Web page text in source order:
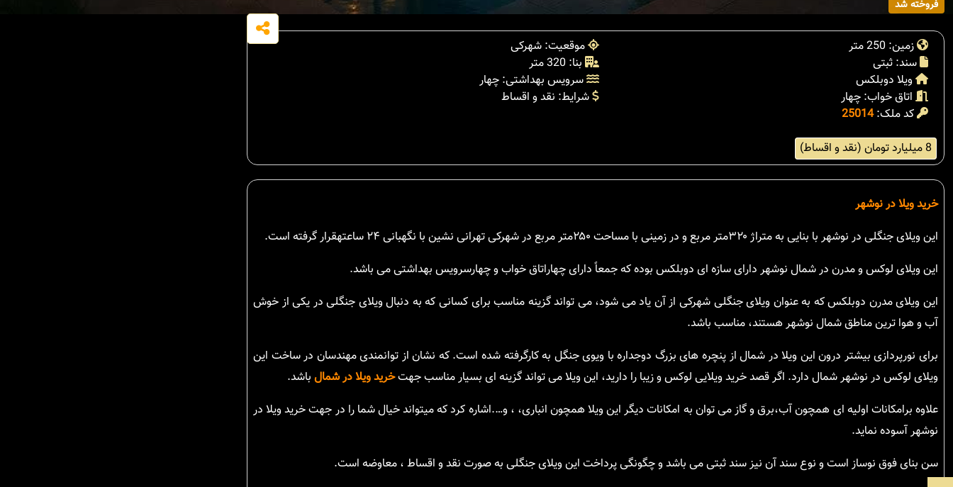
فروخته شد
زمین: 250 متر
موقعیت: شهرکی
سند: ثبتی
بنا: 320 متر
ویلا دوبلکس
سرویس بهداشتی: چهار
اتاق خواب: چهار
شرایط: نقد و اقساط
کد ملک:25014
8 میلیارد تومان (نقد و اقساط)
خرید ویلا در نوشهر
این ویلای جنگلی در نوشهر با بنایی به متراژ ۳۲۰متر مربع و در زمینی با مساحت ۲۵۰متر مربع در شهرکی تهرانی نشین با نگهبانی ۲۴ ساعتهقرار گرفته است.
این ویلای لوکس و مدرن در شمال نوشهر دارای سازه ای دوبلکس بوده که جمعاً دارای چهاراتاق خواب و چهارسرویس بهداشتی می باشد.
این ویلای مدرن دوبلکس که به عنوان ویلای جنگلی شهرکی از آن یاد می شود، می تواند گزینه مناسب برای کسانی که به دنبال ویلای جنگلی در یکی از خوش
آب و هوا ترین مناطق شمال نوشهر هستند، مناسب باشد.
برای نورپردازی بیشتر درون این ویلا در شمال از پنچره های بزرگ دوجداره با ویوی جنگل به کارگرفته شده است. که نشان از توانمندی مهندسان در ساخت این
ویلای لوکس در نوشهر شمال دارد. اگر قصد خرید ویلایی لوکس و زیبا را دارید، این ویلا می تواند گزینه ای بسیار مناسب جهتخرید ویلا در شمال باشد.
علاوه برامکانات اولیه ای همچون آب،برق و گاز می توان به امکانات دیگر این ویلا همچون انباری، ، و….اشاره کرد که میتواند خیال شما را در جهت خرید ویلا در
نوشهر آسوده نماید.
سن بنای فوق نوساز است و نوع سند آن نیز سند ثبتی می باشد و چگونگی پرداخت این ویلای جنگلی به صورت نقد و اقساط ، معاوضه است.